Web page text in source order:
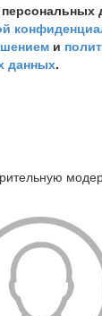
и
данных.